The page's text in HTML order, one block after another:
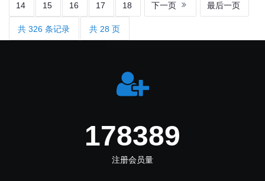
14 15 16 17 18 下一页 最后一页
共 326 条记录 共 28 页
212694
注册会员量